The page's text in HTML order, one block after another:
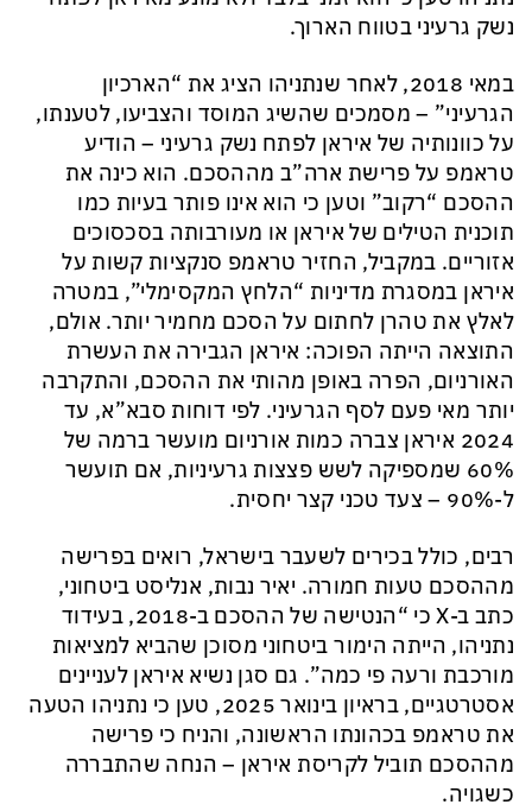
נשק גרעיני בטווח הארוך.
במאי 2018, לאחר שנתניהו הציג את “הארכיון
הגרעיני” – מסמכים שהשיג המוסד והצביעו, לטענתו,
על כוונותיה של איראן לפתח נשק גרעיני – הודיע
טראמפ על פרישת ארה”ב מההסכם. הוא כינה את
ההסכם “רקוב” וטען כי הוא אינו פותר בעיות כמו
תוכנית הטילים של איראן או מעורבותה בסכסוכים
אזוריים. במקביל, החזיר טראמפ סנקציות קשות על
איראן במסגרת מדיניות “הלחץ המקסימלי”, במטרה
לאלץ את טהרן לחתום על הסכם מחמיר יותר. אולם,
התוצאה הייתה הפוכה: איראן הגבירה את העשרת
האורניום, הפרה באופן מהותי את ההסכם, והתקרבה
יותר מאי פעם לסף הגרעיני. לפי דוחות סבא”א, עד
2024 איראן צברה כמות אורניום מועשר ברמה של
60% שמספיקה לשש פצצות גרעיניות, אם תועשר
ל-90% – צעד טכני קצר יחסית.
רבים, כולל בכירים לשעבר בישראל, רואים בפרישה
מההסכם טעות חמורה. יאיר נבות, אנליסט ביטחוני,
כתב ב-X כי “הנטישה של ההסכם ב-2018, בעידוד
נתניהו, הייתה הימור ביטחוני מסוכן שהביא למציאות
מורכבת ורעה פי כמה”. גם סגן נשיא איראן לעניינים
אסטרטגיים, בראיון בינואר 2025, טען כי נתניהו הטעה
את טראמפ בכהונתו הראשונה, והניח כי פרישה
מההסכם תוביל לקריסת איראן – הנחה שהתבררה
כשגויה.